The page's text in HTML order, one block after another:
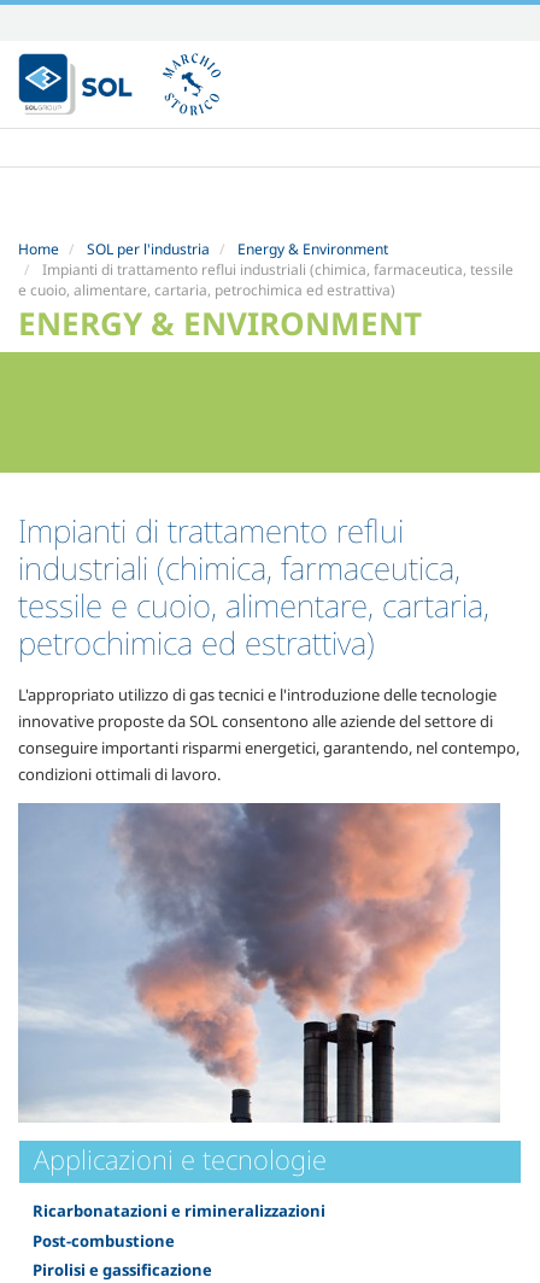
Salta
ai
contenuti.
|
alla
Home SOL per l'industria
Energy & Environment
Impianti di trattamento reflui industriali (chimica, farmaceutica, tessile
e cuoio, alimentare, cartaria, petrochimica ed estrattiva)
ENERGY & ENVIRONMENT
Impianti di trattamento reflui
industriali (chimica, farmaceutica,
tessile e cuoio, alimentare, cartaria,
petrochimica ed estrattiva)
L'appropriato utilizzo di gas tecnici e l'introduzione delle tecnologie
innovative proposte da SOL consentono alle aziende del settore di
conseguire importanti risparmi energetici, garantendo, nel contempo,
condizioni ottimali di lavoro.
Applicazioni e tecnologie
Ricarbonatazioni e rimineralizzazioni
Post-combustione
Pirolisi e gassificazione